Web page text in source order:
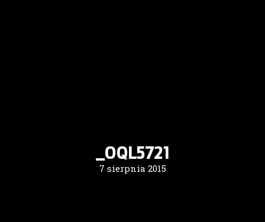
_OQL5721
7 sierpnia 2015